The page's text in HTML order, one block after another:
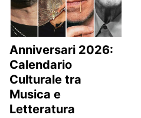
Anniversari 2026:
Calendario
Culturale tra
Musica e
Letteratura